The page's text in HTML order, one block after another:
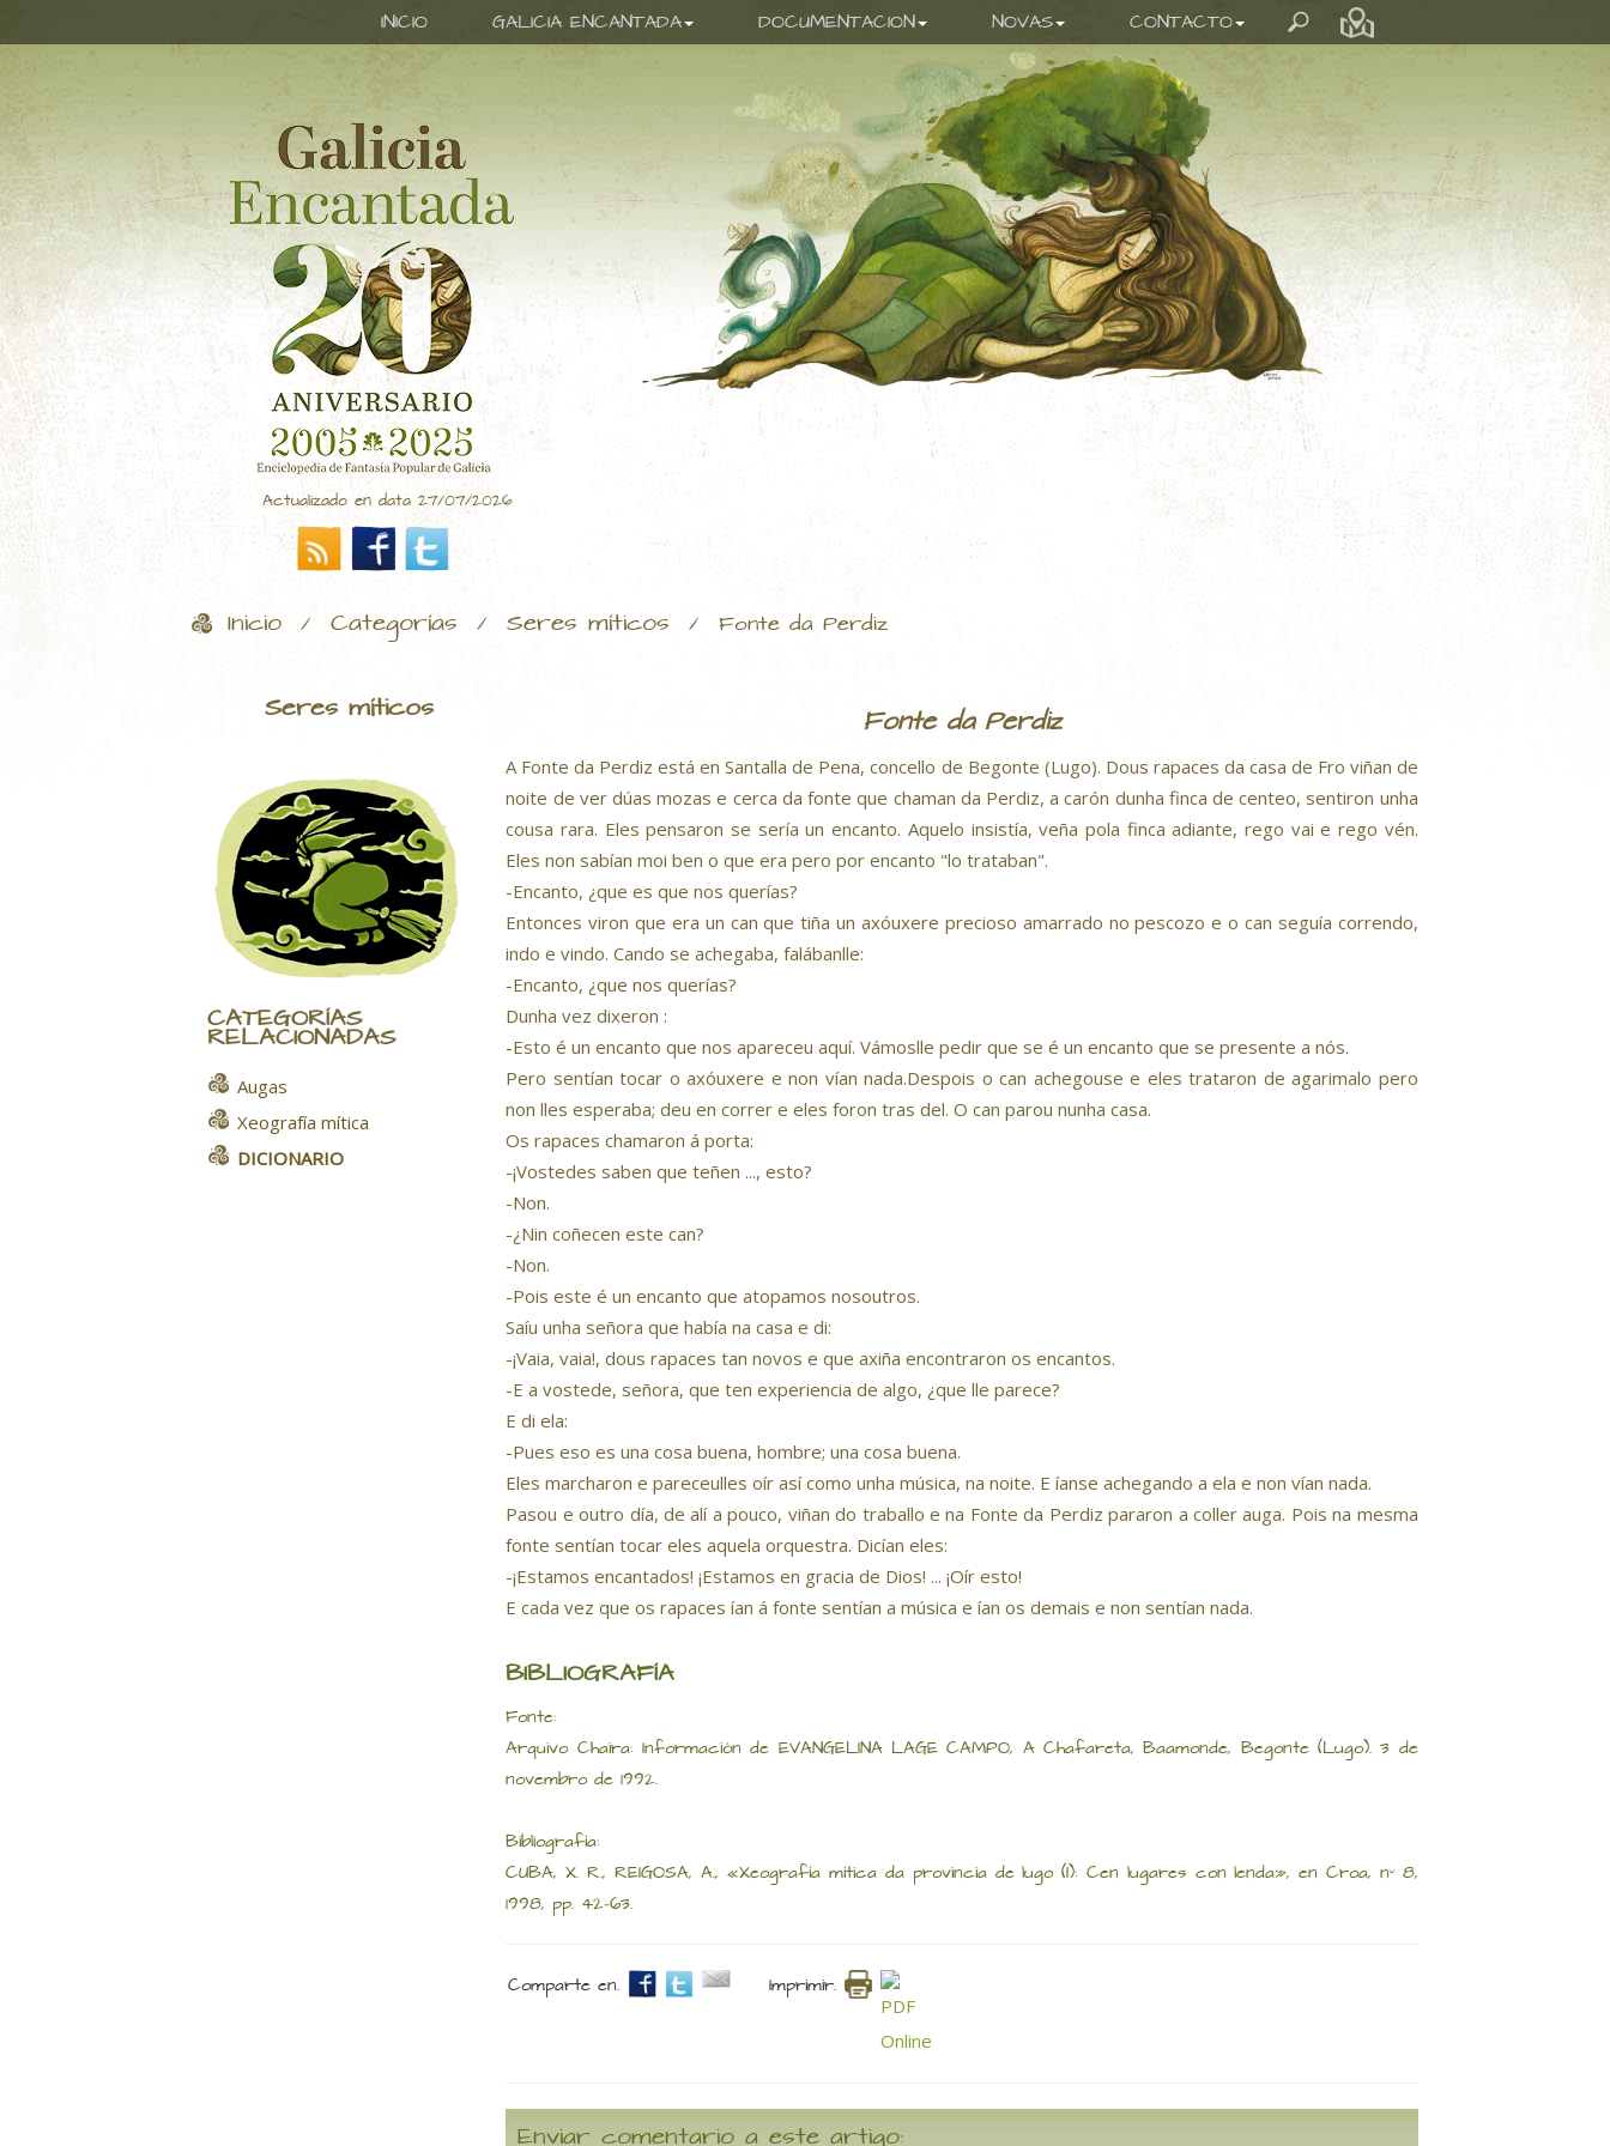
INICIO GALICIA ENCANTADA DOCUMENTACION NOVAS CONTACTO
Actualizado en data 27/07/2026
Inicio / Categorías / Seres míticos / Fonte da Perdiz
Seres míticos
CATEGORÍAS
RELACIONADAS
Augas
Xeografía mítica
DICIONARIO
Fonte da Perdiz
A Fonte da Perdiz está en Santalla de Pena, concello de Begonte (Lugo). Dous rapaces da casa de Fro viñan de
noite de ver dúas mozas e cerca da fonte que chaman da Perdiz, a carón dunha finca de centeo, sentiron unha
cousa rara. Eles pensaron se sería un encanto. Aquelo insistía, veña pola finca adiante, rego vai e rego vén.
Eles non sabían moi ben o que era pero por encanto "lo trataban".
-Encanto, ¿que es que nos querías?
Entonces viron que era un can que tiña un axóuxere precioso amarrado no pescozo e o can seguía correndo,
indo e vindo. Cando se achegaba, falábanlle:
-Encanto, ¿que nos querías?
Dunha vez dixeron :
-Esto é un encanto que nos apareceu aquí. Vámoslle pedir que se é un encanto que se presente a nós.
Pero sentían tocar o axóuxere e non vían nada.Despois o can achegouse e eles trataron de agarimalo pero
non lles esperaba; deu en correr e eles foron tras del. O can parou nunha casa.
Os rapaces chamaron á porta:
-¡Vostedes saben que teñen ..., esto?
-Non.
-¿Nin coñecen este can?
-Non.
-Pois este é un encanto que atopamos nosoutros.
Saíu unha señora que había na casa e di:
-¡Vaia, vaia!, dous rapaces tan novos e que axiña encontraron os encantos.
-E a vostede, señora, que ten experiencia de algo, ¿que lle parece?
E di ela:
-Pues eso es una cosa buena, hombre; una cosa buena.
Eles marcharon e pareceulles oír así como unha música, na noite. E íanse achegando a ela e non vían nada.
Pasou e outro día, de alí a pouco, viñan do traballo e na Fonte da Perdiz pararon a coller auga. Pois na mesma
fonte sentían tocar eles aquela orquestra. Dicían eles:
-¡Estamos encantados! ¡Estamos en gracia de Dios! ... ¡Oír esto!
E cada vez que os rapaces ían á fonte sentían a música e ían os demais e non sentían nada.
BIBLIOGRAFÍA
Fonte:
Arquivo Chaira: Información de EVANGELINA LAGE CAMPO, A Chafareta, Baamonde, Begonte (Lugo). 3 de
novembro de 1992.
Bibliografía:
CUBA, X. R., REIGOSA, A., «Xeografía mítica da provincia de lugo (I): Cen lugares con lenda», en Croa, nº 8,
1998, pp. 42-63.
Comparte en. Imprimir.
Enviar comentario a este artigo: